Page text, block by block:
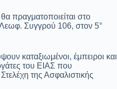
πραγματοποιείται στο
Λεωφ. Συγγρού 106, στον 5°
καταξιωμένοι, έμπειροι και
του ΕΙΑΣ που
της Ασφαλιστικής